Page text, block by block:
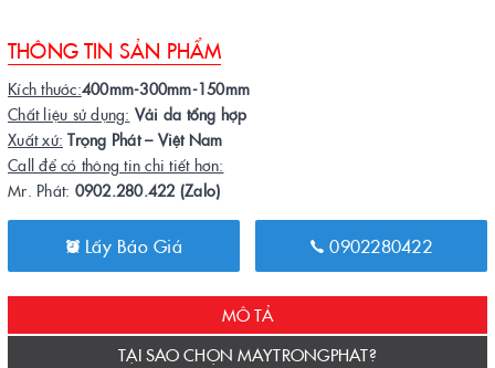
THÔNG TIN SẢN PHẨM
Kích thước:400mm-300mm-150mm
Chất liệu sử dụng: Vải da tổng hợp
Xuất xứ: Trọng Phát – Việt Nam
Call để có thông tin chi tiết hơn:
Mr. Phát: 0902.280.422 (Zalo)
Lấy Báo Giá 0902280422
MÔ TẢ
TẠI SAO CHỌN MAYTRONGPHAT?